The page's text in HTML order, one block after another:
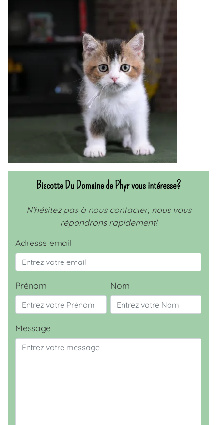
Biscotte Du Domaine de Phyr vous intéresse?
N'hésitez pas à nous contacter, nous vous
répondrons rapidement!
Adresse email
Prénom Nom
Message